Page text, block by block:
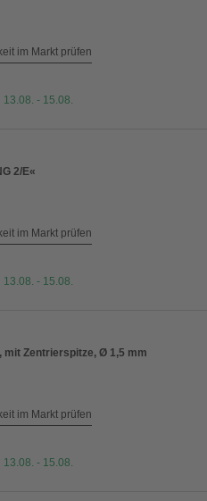
im Markt prüfen
- 15.08.
2/E«
im Markt prüfen
- 15.08.
mit Zentrierspitze, Ø 1,5 mm
im Markt prüfen
- 15.08.